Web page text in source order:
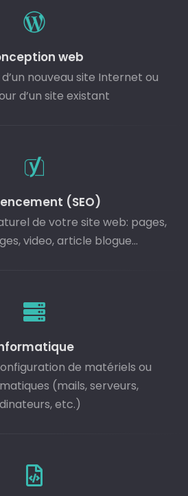
web
nouveau site Internet ou
d’un site existant
(SEO)
de votre site web: pages,
video, article blogue...
de matériels ou
(mails, serveurs,
etc.)